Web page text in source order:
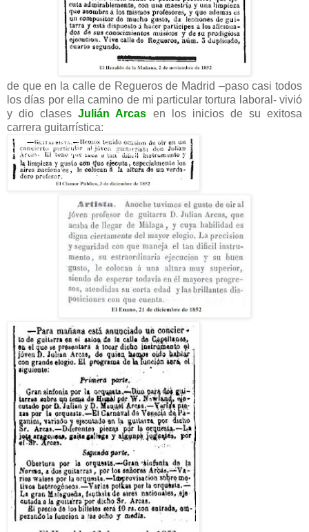
de que en la calle de Regueros de Madrid –paso casi todos
los días por ella camino de mi particular tortura laboral- vivió
y dio clasesJulián Arcas en los inicios de su exitosa
carrera guitarrística: